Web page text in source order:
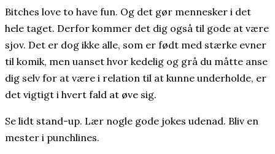
Bitches love to have fun. Og det gør mennesker i det
hele taget. Derfor kommer det dig også til gode at være
sjov. Det er dog ikke alle, som er født med stærke evner
til komik, men uanset hvor kedelig og grå du måtte anse
dig selv for at være i relation til at kunne underholde, er
det vigtigt i hvert fald at øve sig.
Se lidt stand-up. Lær nogle gode jokes udenad. Bliv en
mester i punchlines.